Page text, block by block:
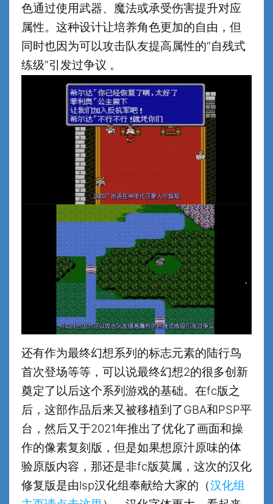
色通过使用武器、魔法或承受伤害提升对应
属性。这种设计让培养角色更加的自由，但
同时也因为可以攻击队友提高属性的“自残式
练级”引发过争议 。
还有作为最终幻想系列的标志元素的陆行鸟
首次登场等等，可以说最终幻想2的很多创新
奠定了以后这个系列游戏的基础。在fc版之
后，这部作品后来又被移植到了GBA和PSP平
台，然后又于2021年推出了优化了画面和操
作的像素复刻版，但是如果想原汁原味的体
验原版内容，那还是非fc版莫属，这次的汉化
修复版是由lsp汉化组奉献给大家的（汉化组